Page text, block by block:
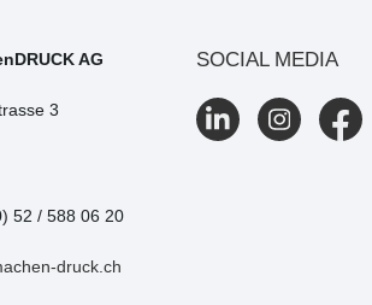
AG
3
52 / 588 06 20
druck.ch
SOCIAL MEDIA